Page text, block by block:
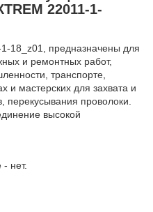
22011-1-
18_z01, предназначены для
и ремонтных работ,
транспорте,
и мастерских для захвата и
перекусывания проволоки.
высокой
- нет.